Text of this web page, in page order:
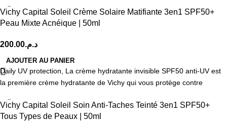
Vichy Capital Soleil Crème Solaire Matifiante 3en1 SPF50+
Peau Mixte Acnéique | 50ml
د.م.200.00
AJOUTER AU PANIER
Daily UV protection, La crème hydratante invisible SPF50 anti-UV est
la première crème hydratante de Vichy qui vous protège contre
Vichy Capital Soleil Soin Anti-Taches Teinté 3en1 SPF50+
Tous Types de Peaux | 50ml